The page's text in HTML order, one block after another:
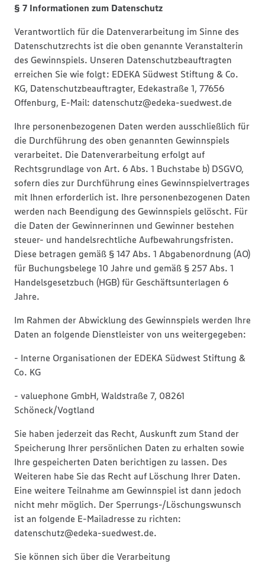
§ 7 Informationen zum Datenschutz
Verantwortlich für die Datenverarbeitung im Sinne des
Datenschutzrechts ist die oben genannte Veranstalterin
des Gewinnspiels. Unseren Datenschutzbeauftragten
erreichen Sie wie folgt: EDEKA Südwest Stiftung & Co.
KG, Datenschutzbeauftragter, Edekastraße 1, 77656
Offenburg, E-Mail: datenschutz@edeka-suedwest.de
Ihre personenbezogenen Daten werden ausschließlich für
die Durchführung des oben genannten Gewinnspiels
verarbeitet. Die Datenverarbeitung erfolgt auf
Rechtsgrundlage von Art. 6 Abs. 1 Buchstabe b) DSGVO,
sofern dies zur Durchführung eines Gewinnspielvertrages
mit Ihnen erforderlich ist. Ihre personenbezogenen Daten
werden nach Beendigung des Gewinnspiels gelöscht. Für
die Daten der Gewinnerinnen und Gewinner bestehen
steuer- und handelsrechtliche Aufbewahrungsfristen.
Diese betragen gemäß § 147 Abs. 1 Abgabenordnung (AO)
für Buchungsbelege 10 Jahre und gemäß § 257 Abs. 1
Handelsgesetzbuch (HGB) für Geschäftsunterlagen 6
Jahre.
Im Rahmen der Abwicklung des Gewinnspiels werden Ihre
Daten an folgende Dienstleister von uns weitergegeben:
- Interne Organisationen der EDEKA Südwest Stiftung &
Co. KG
- valuephone GmbH, Waldstraße 7, 08261
Schöneck/Vogtland
Sie haben jederzeit das Recht, Auskunft zum Stand der
Speicherung Ihrer persönlichen Daten zu erhalten sowie
Ihre gespeicherten Daten berichtigen zu lassen. Des
Weiteren habe Sie das Recht auf Löschung Ihrer Daten.
Eine weitere Teilnahme am Gewinnspiel ist dann jedoch
nicht mehr möglich. Der Sperrungs-/Löschungswunsch
ist an folgende E-Mailadresse zu richten:
datenschutz@edeka-suedwest.de.
Sie können sich über die Verarbeitung